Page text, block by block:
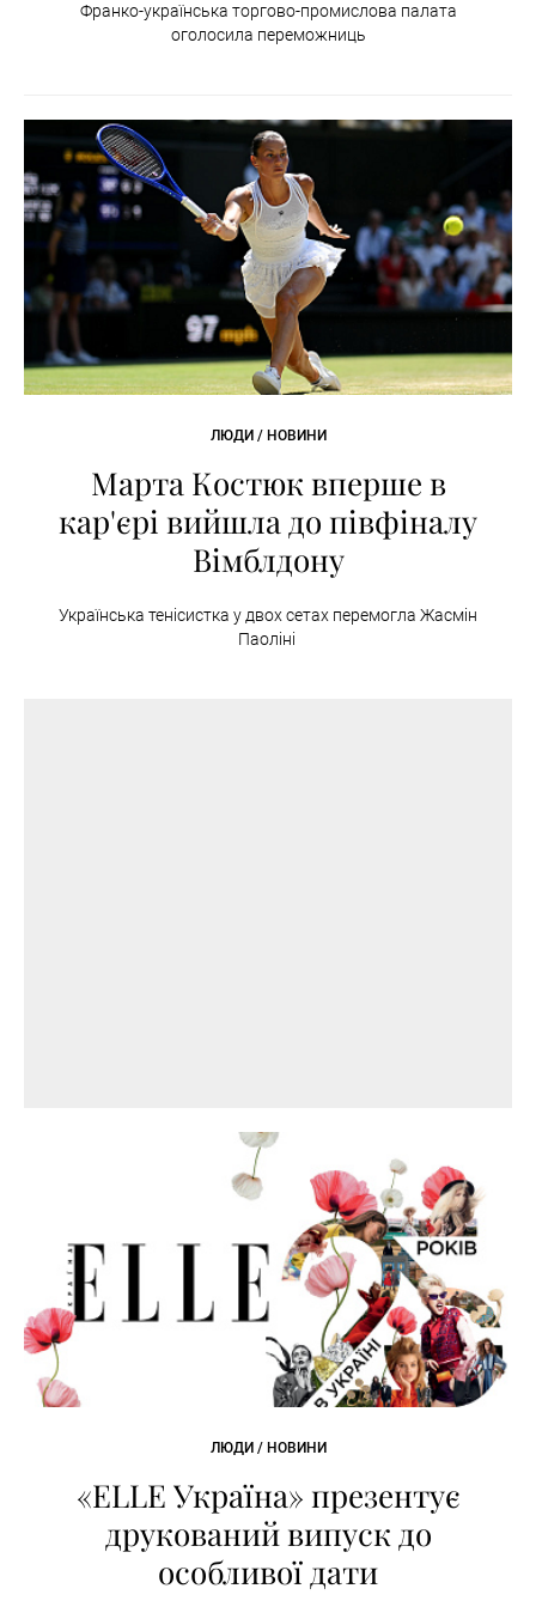
Франко-українська торгово-промислова палата
оголосила переможниць
ЛЮДИ / НОВИНИ
Марта Костюк вперше в
кар'єрі вийшла до півфіналу
Вімблдону
Українська тенісистка у двох сетах перемогла Жасмін
Паоліні
ЛЮДИ / НОВИНИ
«ELLE Україна» презентує
друкований випуск до
особливої дати